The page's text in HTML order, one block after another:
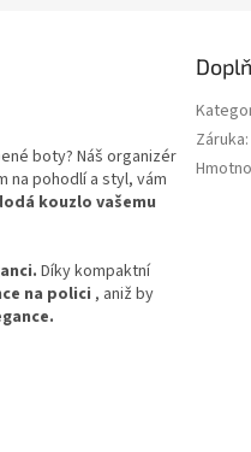
boty? Náš organizér
na pohodlí a styl, vám
kouzlo vašemu
Díky kompaktní
na polici , aniž by
Záruka: